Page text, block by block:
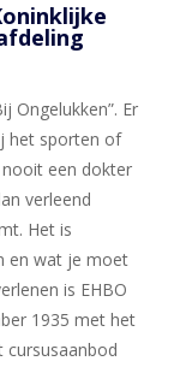
Ongelukken”. Er
het sporten of
een dokter
verleend
Het is
en wat je moet
is EHBO
1935 met het
cursusaanbod